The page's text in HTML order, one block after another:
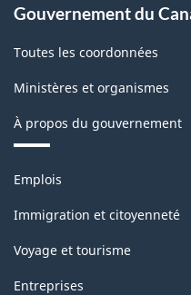
Gouvernement du
Toutes les coordonnées
Ministères et organismes
À propos du gouvernement
Thèmes
sujets
Emplois
Immigration et citoyenneté
Voyage et tourisme
Entreprises